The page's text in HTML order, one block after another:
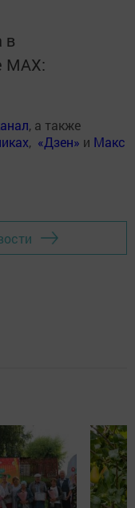
в
MАХ:
, а также
, «Дзен» и Макс